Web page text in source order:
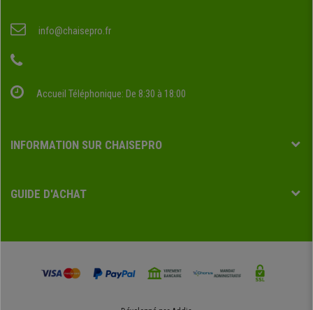
info@chaisepro.fr
Accueil Téléphonique: De 8:30 à 18:00
INFORMATION SUR CHAISEPRO
GUIDE D'ACHAT